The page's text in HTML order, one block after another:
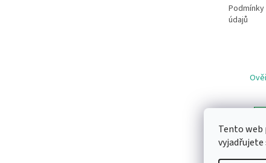
Tento web
vyjadřujete
údajů